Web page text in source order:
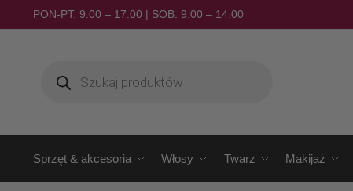
PON-PT: 9:00 – 17:00 | SOB: 9:00 – 14:00
Sprzęt & akcesoria Włosy Twarz Makijaż